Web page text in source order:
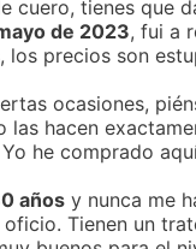
cuero, tienes que
de 2023, fui a
precios son
ocasiones,
hacen
he comprado
años y nunca me
Tienen un